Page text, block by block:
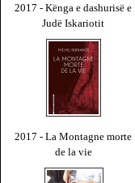
2017 - Kënga e dashurisë e
Judë Iskariotit
2017 - La Montagne morte
de la vie